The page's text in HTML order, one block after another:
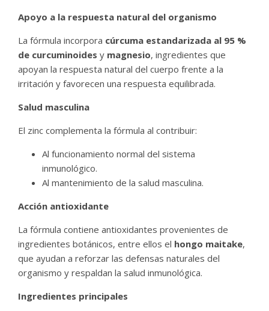
Apoyo a la respuesta natural del organismo
La fórmula incorpora cúrcuma estandarizada al 95 %
de curcuminoides y magnesio, ingredientes que
apoyan la respuesta natural del cuerpo frente a la
irritación y favorecen una respuesta equilibrada.
Salud masculina
El zinc complementa la fórmula al contribuir:
Al funcionamiento normal del sistema
inmunológico.
Al mantenimiento de la salud masculina.
Acción antioxidante
La fórmula contiene antioxidantes provenientes de
ingredientes botánicos, entre ellos el hongo maitake,
que ayudan a reforzar las defensas naturales del
organismo y respaldan la salud inmunológica.
Ingredientes principales